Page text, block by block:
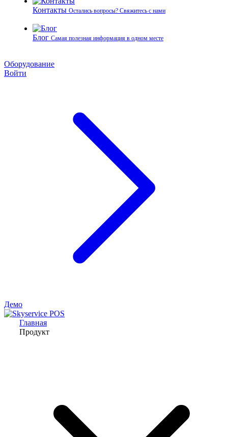
Контакты Остались вопросы? Свяжитесь с нами
Блог Самая полезная информация в одном месте
Оборудование
Войти
Демо
Главная
Продукт